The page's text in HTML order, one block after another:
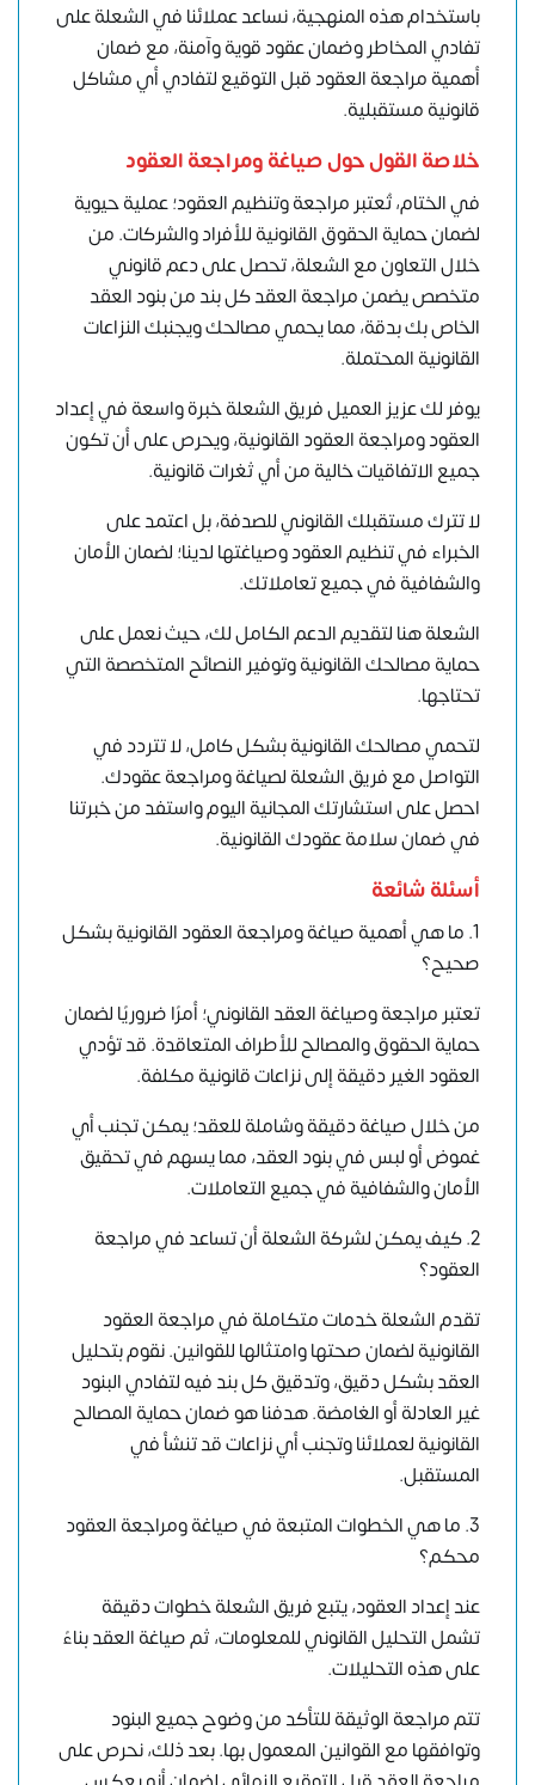
باستخدام هذه المنهجية، نساعد عملائنا في الشعلة على
تفادي المخاطر وضمان عقود قوية وآمنة، مع ضمان
أهمية مراجعة العقود قبل التوقيع لتفادي أي مشاكل
قانونية مستقبلية.
خلاصة القول حول صياغة ومراجعة العقود
في الختام، تُعتبر مراجعة وتنظيم العقود؛ عملية حيوية
لضمان حماية الحقوق القانونية للأفراد والشركات. من
خلال التعاون مع الشعلة، تحصل على دعم قانوني
متخصص يضمن مراجعة العقد كل بند من بنود العقد
الخاص بك بدقة، مما يحمي مصالحك ويجنبك النزاعات
القانونية المحتملة.
يوفر لك عزيز العميل فريق الشعلة خبرة واسعة في إعداد
العقود ومراجعة العقود القانونية، ويحرص على أن تكون
جميع الاتفاقيات خالية من أي ثغرات قانونية.
لا تترك مستقبلك القانوني للصدفة، بل اعتمد على
الخبراء في تنظيم العقود وصياغتها لدينا؛ لضمان الأمان
والشفافية في جميع تعاملاتك.
الشعلة هنا لتقديم الدعم الكامل لك، حيث نعمل على
حماية مصالحك القانونية وتوفير النصائح المتخصصة التي
تحتاجها.
لتحمي مصالحك القانونية بشكل كامل، لا تتردد في
التواصل مع فريق الشعلة لصياغة ومراجعة عقودك.
احصل على استشارتك المجانية اليوم واستفد من خبرتنا
في ضمان سلامة عقودك القانونية.
أسئلة شائعة
1. ما هي أهمية صياغة ومراجعة العقود القانونية بشكل
صحيح؟
تعتبر مراجعة وصياغة العقد القانوني؛ أمرًا ضروريًا لضمان
حماية الحقوق والمصالح للأطراف المتعاقدة. قد تؤدي
العقود الغير دقيقة إلى نزاعات قانونية مكلفة.
من خلال صياغة دقيقة وشاملة للعقد؛ يمكن تجنب أي
غموض أو لبس في بنود العقد، مما يسهم في تحقيق
الأمان والشفافية في جميع التعاملات.
2. كيف يمكن لشركة الشعلة أن تساعد في مراجعة
العقود؟
تقدم الشعلة خدمات متكاملة في مراجعة العقود
القانونية لضمان صحتها وامتثالها للقوانين. نقوم بتحليل
العقد بشكل دقيق، وتدقيق كل بند فيه لتفادي البنود
غير العادلة أو الغامضة. هدفنا هو ضمان حماية المصالح
القانونية لعملائنا وتجنب أي نزاعات قد تنشأ في
المستقبل.
3. ما هي الخطوات المتبعة في صياغة ومراجعة العقود
محكم؟
عند إعداد العقود، يتبع فريق الشعلة خطوات دقيقة
تشمل التحليل القانوني للمعلومات، ثم صياغة العقد بناءً
على هذه التحليلات.
تتم مراجعة الوثيقة للتأكد من وضوح جميع البنود
وتوافقها مع القوانين المعمول بها. بعد ذلك، نحرص على